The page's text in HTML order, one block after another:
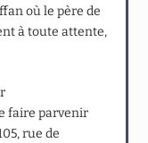
où le père de
à toute attente,
faire parvenir
rue de